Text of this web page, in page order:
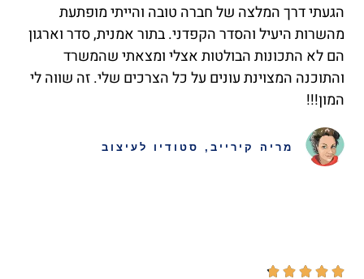
הגעתי דרך המלצה של חברה טובה והייתי מופתעת
מהשרות היעיל והסדר הקפדני. בתור אמנית, סדר וארגון
הם לא התכונות הבולטות אצלי ומצאתי שהמשרד
והתוכנה המצוינת עונים על כל הצרכים שלי. זה שווה לי
המון!!!
מריה קירייב, סטודיו לעיצוב




